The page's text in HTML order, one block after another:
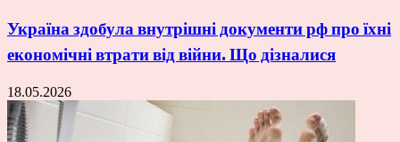
Україна здобула внутрішні документи рф про їхні
економічні втрати від війни. Що дізналися
18.05.2026